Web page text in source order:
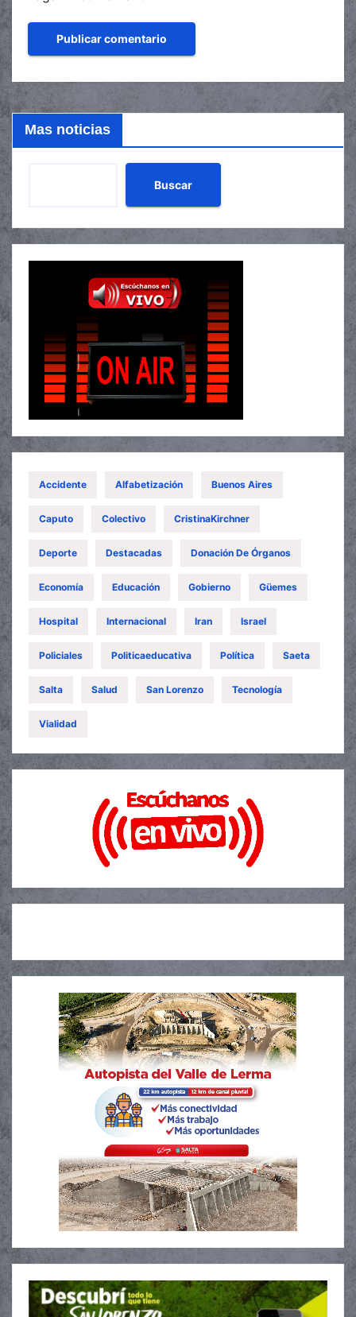
Mas noticias
Buscar
Accidente Alfabetización Buenos Aires
Caputo Colectivo CristinaKirchner
Deporte Destacadas Donación De Órganos
Economía Educación Gobierno Güemes
Hospital Internacional Iran Israel
Policiales Politicaeducativa Política Saeta
Salta Salud San Lorenzo Tecnología
Vialidad